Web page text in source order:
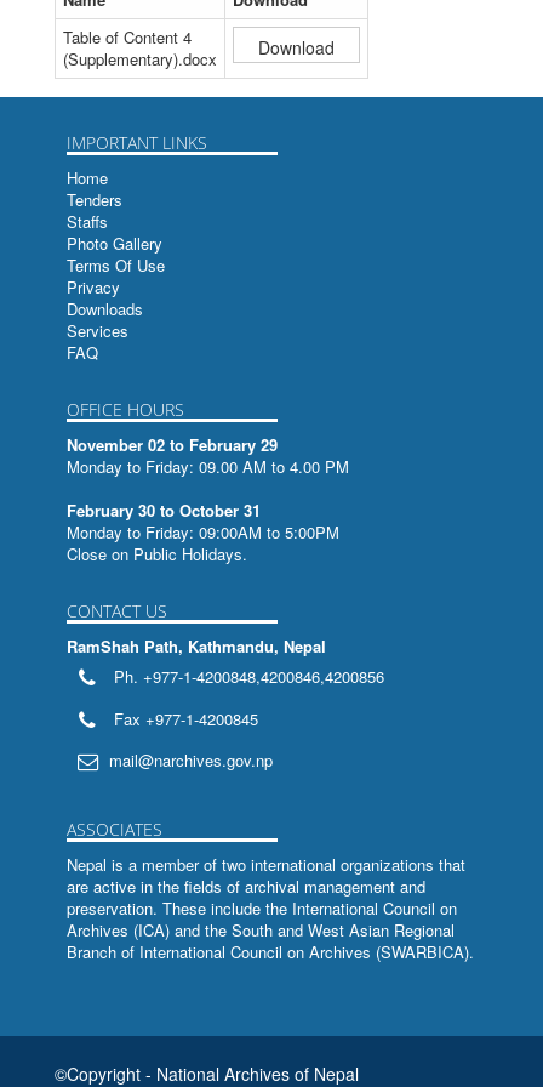
बृहत्सूचीपत्रम
बृहत्सूचीपत्रम
बृहत्सूचीपत्रम
बृहत्सूचीपत्रम
भूमिसम्बन्धी तमसुक-ताडपत्र
अगस्त्यसंहिता रत्नपरिक्षा च
Index to Papers Read at the Indian Historical
Records Commission Sessions
सिद्धान्तसारणी
संक्षिप्तसूचीपत्रम
अश्वमेघीययात्रा
हरमेखला (मध्यमखण्ड)
भूमिसम्बन्धी तमसूक-ताडपत्र
लिपि स्रोत पुस्तिका
प्रतिष्ठालक्षणसारसमुच्चय: तस्यायम
प्रतिष्ठालक्षणसारसमुच्चय:
Catalogue of 'Guthi Papers'
Catalogue of 'Guthi Papers'
वर्ष - २०६९ अंक -३०
वर्ष - २०७० अंक -३१
वर्ष - २०७२ अंक -३३
वर्ष - २०७३ अंक -३४
वर्ष - २०७४ अंक -३५
वर्ष - २०७५ अंक -३६
Table of Content 4
(Supplementary).docx
IMPORTANT LINKS
Home
Tenders
Staffs
Photo Gallery
Terms Of Use
Privacy
Downloads
Services
FAQ
OFFICE HOURS
November 02 to February 29
Monday to Friday: 09.00 AM to 4.00 PM
February 30 to October 31
Monday to Friday: 09:00AM to 5:00PM
Close on Public Holidays.
CONTACT US
RamShah Path, Kathmandu, Nepal
Ph. +977-1-4200848,4200846,4200856
Fax +977-1-4200845
mail@narchives.gov.np
ASSOCIATES
Nepal is a member of two international organizations that
are active in the fields of archival management and
preservation. These include the International Council on
Archives (ICA) and the South and West Asian Regional
Branch of International Council on Archives (SWARBICA).
©Copyright - National Archives of Nepal